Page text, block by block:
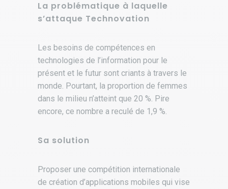
La problématique à laquelle
s’attaque Technovation
Les besoins de compétences en
technologies de l’information pour le
présent et le futur sont criants à travers le
monde. Pourtant, la proportion de femmes
dans le milieu n’atteint que 20 %. Pire
encore, ce nombre a reculé de 1,9 %.
Sa solution
Proposer une compétition internationale
de création d’applications mobiles qui vise